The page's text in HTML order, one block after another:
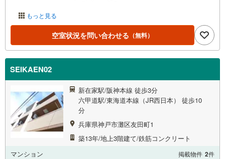
もっと見る
空室状況を問い合わせる （無料）
SEIKAEN02
新在家駅/阪神本線 徒歩3分
六甲道駅/東海道本線（JR西日本） 徒歩10
分
兵庫県神戸市灘区友田町1
築13年/地上3階建て/鉄筋コンクリート
マンション
掲載物件 2件